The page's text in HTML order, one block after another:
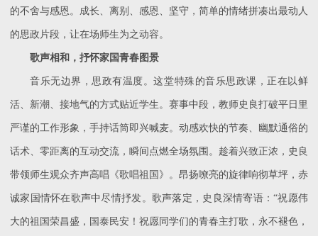
的不舍与感恩。成长、离别、感恩、坚守，简单的情绪拼凑出最动人
的思政片段，让在场师生为之动容。
歌声相和，抒怀家国青春图景
音乐无边界，思政有温度。这堂特殊的音乐思政课，正在以鲜
活、新潮、接地气的方式贴近学生。赛事中段，教师史良打破平日里
严谨的工作形象，手持话筒即兴喊麦。动感欢快的节奏、幽默通俗的
话术、零距离的互动交流，瞬间点燃全场氛围。趁着兴致正浓，史良
带领师生观众齐声高唱《歌唱祖国》。昂扬嘹亮的旋律响彻草坪，赤
诚家国情怀在歌声中尽情抒发。歌声落定，史良深情寄语：“祝愿伟
大的祖国荣昌盛，国泰民安！祝愿同学们的青春主打歌，永不褪色，